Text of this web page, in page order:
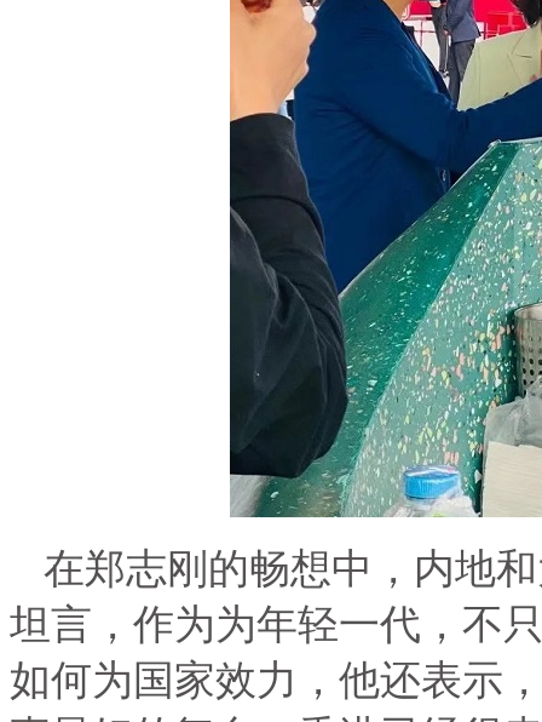
在郑志刚的畅想中，内地
坦言，作为为年轻一代，不
如何为国家效力，他还表示